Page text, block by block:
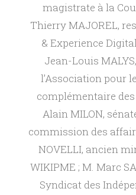
d
B
magistrate à la
Thierry MAJOREL,
& Experience
Jean-Louis
l’Association pour
complémentaire
Alain MILON,
commission des
NOVELLI, ancien
WIKIPME ; M. Marc
Syndicat des